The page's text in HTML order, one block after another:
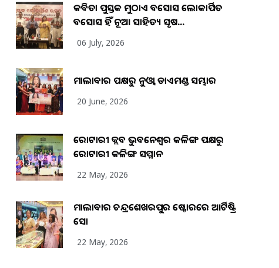
କବିତା ପୁସ୍ତକ ମୁଠାଏ ଅବସୋସ ଲୋକାର୍ପିତ
ଅବସୋସ ହିଁ ନୂଆ ସାହିତ୍ୟ ସୃଷ...
06 July, 2026
ମାଲାବାର ପକ୍ଷରୁ ନୁଓ୍ବା ଡାଏମଣ୍ଡ ସମ୍ଭାର
20 June, 2026
ରୋଟାରୀ କ୍ଲବ ଭୁବନେଶ୍ୱର କଳିଙ୍ଗ ପକ୍ଷରୁ
ରୋଟାରୀ କଳିଙ୍ଗ ସମ୍ମାନ
22 May, 2026
ମାଲାବାର ଚନ୍ଦ୍ରଶେଖରପୁର ଷ୍ଟୋରରେ ଆର୍ଟିଷ୍ଟ୍ରି
ସୋ
22 May, 2026